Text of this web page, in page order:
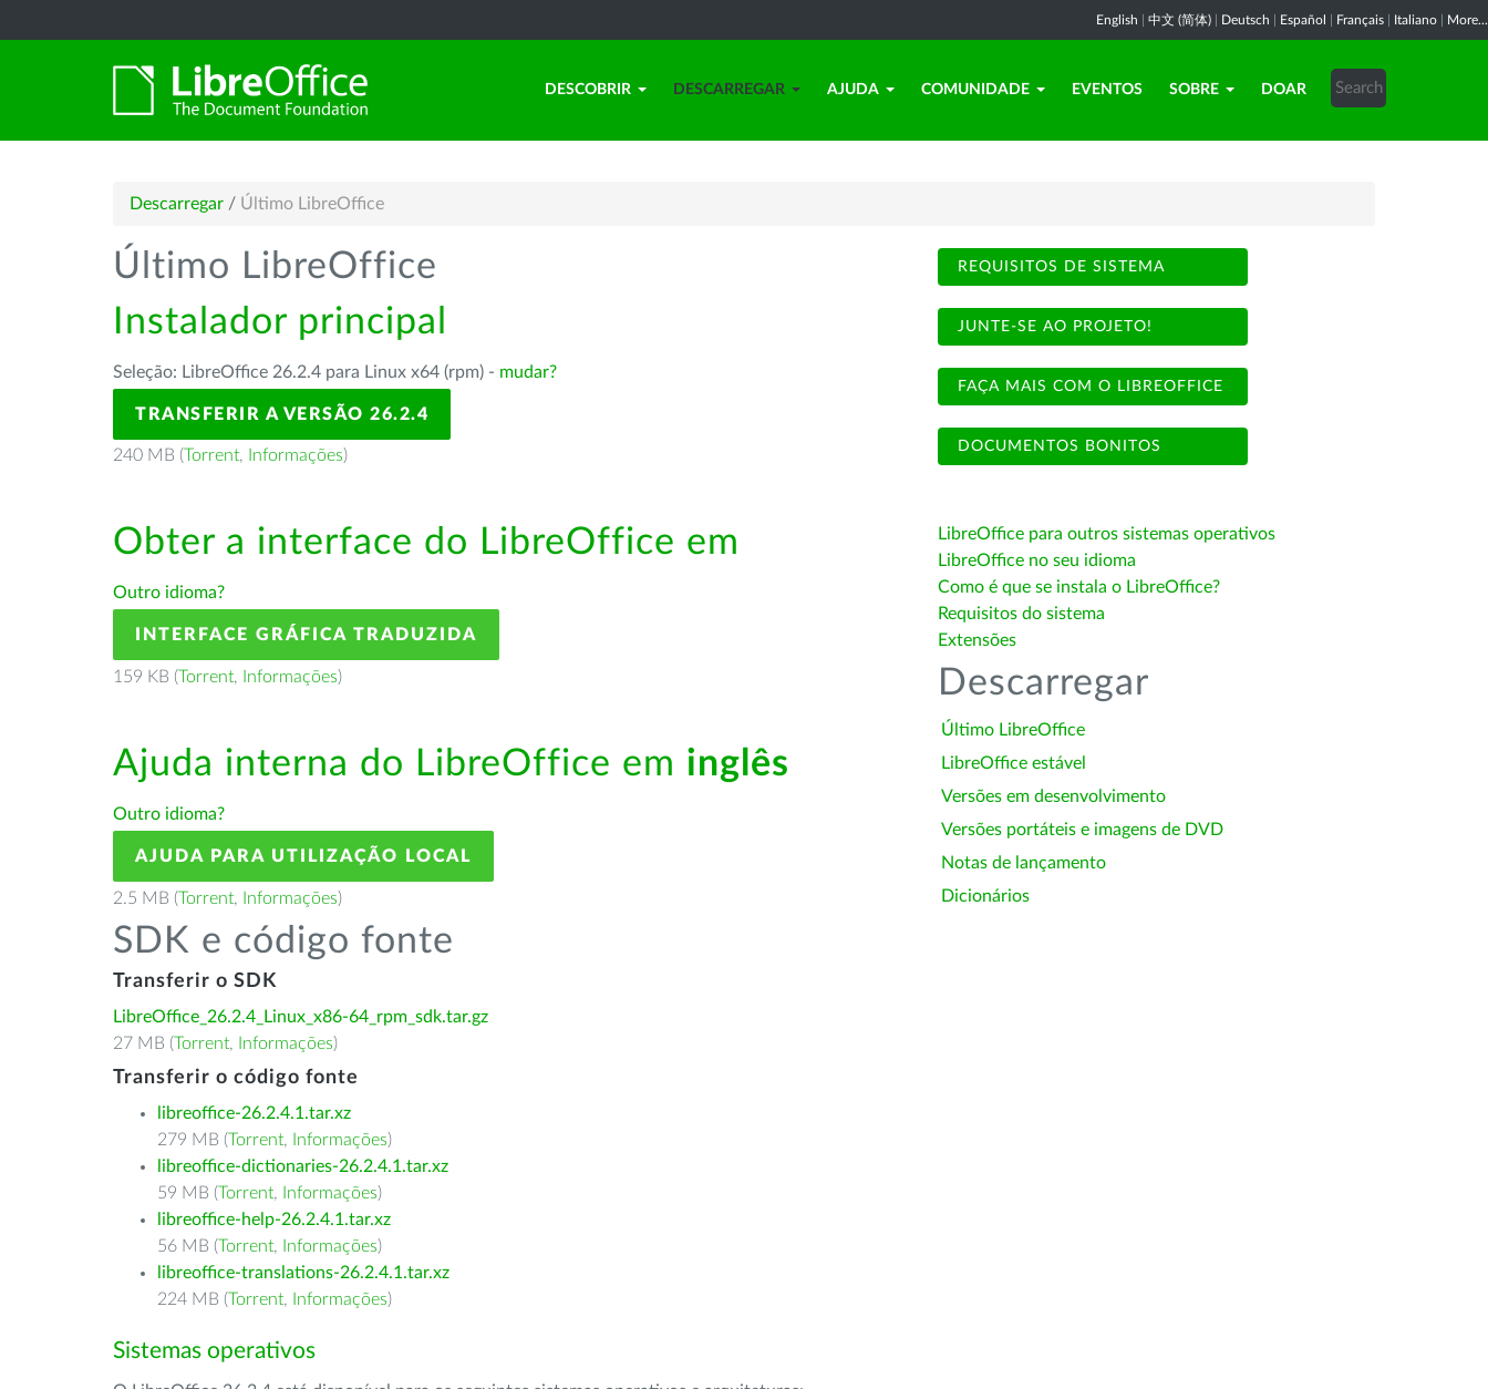
English 中文 (简体) Deutsch Español Français Italiano More...
DESCOBRIR DESCARREGAR AJUDA COMUNIDADE EVENTOS SOBRE DOAR
Descarregar / Último LibreOffice
Último LibreOffice
Instalador principal
Seleção: LibreOffice 26.2.4 para Linux x64 (rpm) - mudar?
TRANSFERIR A VERSÃO 26.2.4
240 MB (Torrent, Informações)
Obter a interface do LibreOffice em
Outro idioma?
INTERFACE GRÁFICA TRADUZIDA
159 KB (Torrent, Informações)
Ajuda interna do LibreOffice em inglês
Outro idioma?
AJUDA PARA UTILIZAÇÃO LOCAL
2.5 MB (Torrent, Informações)
SDK e código fonte
Transferir o SDK
LibreOffice_26.2.4_Linux_x86-64_rpm_sdk.tar.gz
27 MB (Torrent, Informações)
Transferir o código fonte
libreoffice-26.2.4.1.tar.xz
279 MB (Torrent, Informações)
libreoffice-dictionaries-26.2.4.1.tar.xz
59 MB (Torrent, Informações)
libreoffice-help-26.2.4.1.tar.xz
56 MB (Torrent, Informações)
libreoffice-translations-26.2.4.1.tar.xz
224 MB (Torrent, Informações)
Sistemas operativos
REQUISITOS DE SISTEMA
JUNTE-SE AO PROJETO!
FAÇA MAIS COM O LIBREOFFICE
DOCUMENTOS BONITOS
LibreOffice para outros sistemas operativos
LibreOffice no seu idioma
Como é que se instala o LibreOffice?
Requisitos do sistema
Extensões
Descarregar
Último LibreOffice
LibreOffice estável
Versões em desenvolvimento
Versões portáteis e imagens de DVD
Notas de lançamento
Dicionários